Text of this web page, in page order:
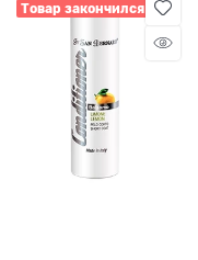
Товар закончился